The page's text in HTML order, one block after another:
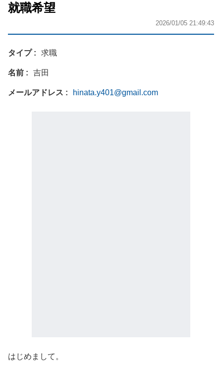
就職希望
2026/01/05 21:49:43
タイプ 求職
名前 吉田
メールアドレス hinata.y401@gmail.com
はじめまして。